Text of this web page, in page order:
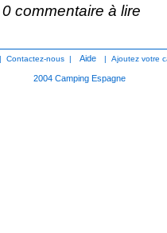
0 commentaire à lire
|Contactez-nous | Aide |Ajoutez votre
2004 Camping Espagne